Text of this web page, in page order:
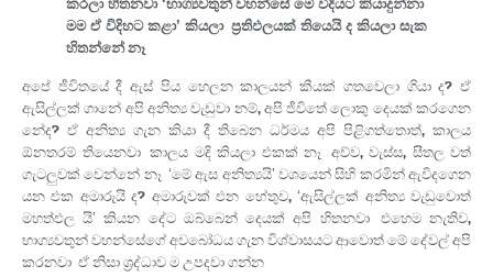
මම ඒ විදිහට කළා’ කියලා. ප්‍රතිඵලයක් තියෙයි ද කියලා සැක
හිතන්නේ නෑ.
අපේ ජීවිතයේ දී ඇස් පිය හෙලන කාලයන් කීයක් ගතවෙලා ගියා ද? ඒ
ඇසිල්ලක් ගානේ අපි අනිත්‍ය වැඩුවා නම්, අපි ජීවිතේ ලොකු දෙයක් කරගෙන
නේද? ඒ අනිත්‍ය ගැන කියා දී තිබෙන ධර්මය අපි පිළිගත්තොත්, කාලය
ඕනතරම් තියෙනවා. කාලය මදි කියලා එකක් නෑ. අව්ව, වැස්ස, සීතල වත්
ගැටලුවක් වෙන්නේ නෑ. ‘මේ ඇස අනිත්‍යයි’ වශයෙන් සිහි කරමින් ඇවිදගෙන
යන එක අමාරුයි ද? අමාරුවක් එන හේතුව, ‘ඇසිල්ලක් අනිත්‍ය වැඩුවොත්
මහත්ඵල යි’ කියන දේට ඔබ්බෙන් දෙයක් අපි හිතනවා. එහෙම නැතිව,
භාග්‍යවතුන් වහන්සේගේ අවබෝධය ගැන විශ්වාසයට ආවොත් මේ දේවල් අපි
කරනවා. ඒ නිසා ශ්‍රද්ධාව ම උපදවා ගන්න.